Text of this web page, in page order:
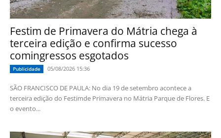
Festim de Primavera do Mátria chega à
terceira edição e confirma sucesso
comingressos esgotados
Publicidade 05/08/2026 15:36
SÃO FRANCISCO DE PAULA: No dia 19 de setembro acontece a
terceira edição do Festimde Primavera no Mátria Parque de Flores. E
o evento...